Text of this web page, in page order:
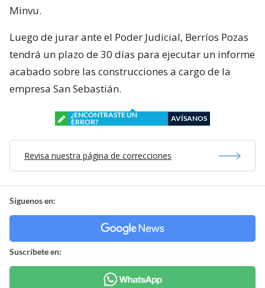
Minvu.
Luego de jurar ante el Poder Judicial, Berríos Pozas
tendrá un plazo de 30 días para ejecutar un informe
acabado sobre las construcciones a cargo de la
empresa San Sebastián.
¿ENCONTRASTE UN
ERROR?
AVÍSANOS
Revisa nuestra página de correcciones
Síguenos en:
Suscríbete en: